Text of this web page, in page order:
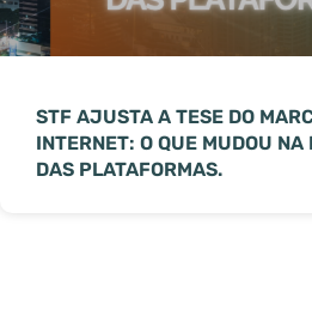
STF AJUSTA A TESE DO
INTERNET: O QUE MUDOU
DAS PLATAFORMAS.